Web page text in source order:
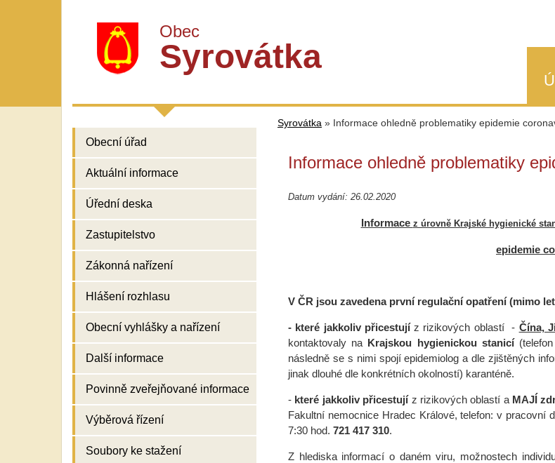
Obec
Syrovátka
Obecní úřad
Aktuální informace
Úřední deska
Zastupitelstvo
Zákonná nařízení
Hlášení rozhlasu
Obecní vyhlášky a nařízení
Další informace
Povinně zveřejňované informace
Výběrová řízení
Soubory ke stažení
Syrovátka » Informace ohledně problematiky epidemie
Informace ohledně problematiky
Datum vydání: 26.02.2020
Informace z úrovně Krajské hygienické
epidemie
V ČR jsou zavedena první regulační opatření (mimo
- které jakkoliv přicestujíz rizikových oblastí - Čína,
kontaktovaly na Krajskou hygienickou stanicí
následně se s nimi spojí epidemiolog a dle zjištěných
jinak dlouhé dle konkrétních okolností) karanténě.
- které jakkoliv přicestujíz rizikových oblastí a MAJÍ
Fakultní nemocnice Hradec Králové, telefon: v pracovní
7:30 hod. 721 417 310.
Z hlediska informací o daném viru, možnostech